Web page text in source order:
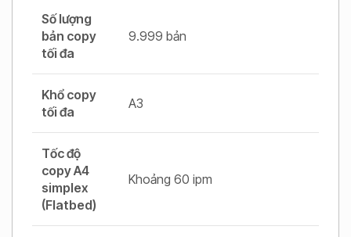
Số lượng
bản copy
tối đa
9.999 bản
Khổ copy
tối đa
A3
Tốc độ
copy A4
simplex
(Flatbed)
Khoảng 60 ipm